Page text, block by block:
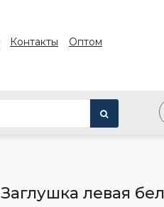
Контакты Оптом
Заглушка левая